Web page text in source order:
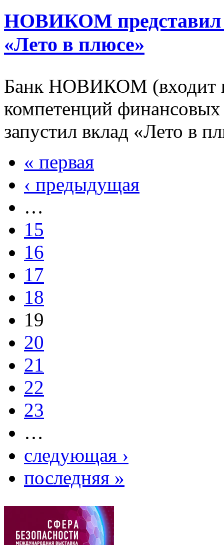
НОВИКОМ представил
«Лето в плюсе»
Банк НОВИКОМ (входит
компетенций
запустил вклад «Лето в
Страницы
« первая
‹ предыдущая
…
15
16
17
18
19
20
21
22
23
…
следующая ›
последняя »